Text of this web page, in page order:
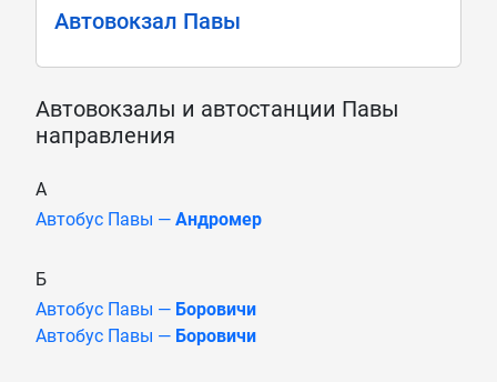
Автовокзал Павы
Автовокзалы и автостанции Павы
направления
А
Автобус Павы — Андромер
Б
Автобус Павы — Боровичи
Автобус Павы — Боровичи